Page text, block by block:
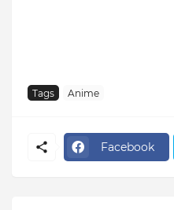
Tags Anime
Facebook